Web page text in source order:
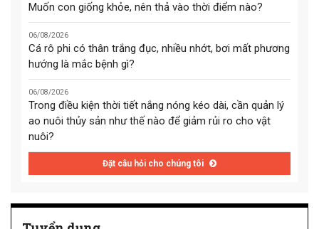
Muốn con giống khỏe, nên thả vào thời điểm nào?
06/08/2026
Cá rô phi có thân trắng đục, nhiều nhớt, bơi mất phương
hướng là mắc bệnh gì?
06/08/2026
Trong điều kiện thời tiết nắng nóng kéo dài, cần quản lý
ao nuôi thủy sản như thế nào để giảm rủi ro cho vật
nuôi?
Đặt câu hỏi cho chúng tôi